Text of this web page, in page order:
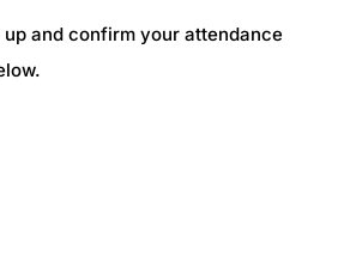
and confirm your attendance